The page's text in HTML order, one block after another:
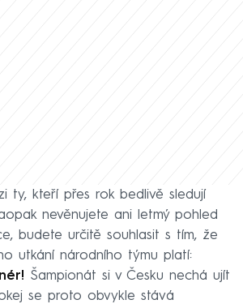
ty, kteří přes rok bedlivě sledují
nevěnujete ani letmý pohled
budete určitě souhlasit s tím, že
utkání národního týmu platí:
! Šampionát si v Česku nechá ujít
se proto obvykle stává